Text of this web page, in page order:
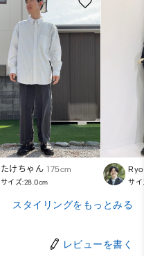
たけちゃん 175cm
サイズ:28.0cm サイ
スタイリングをもっとみる
レビューを書く